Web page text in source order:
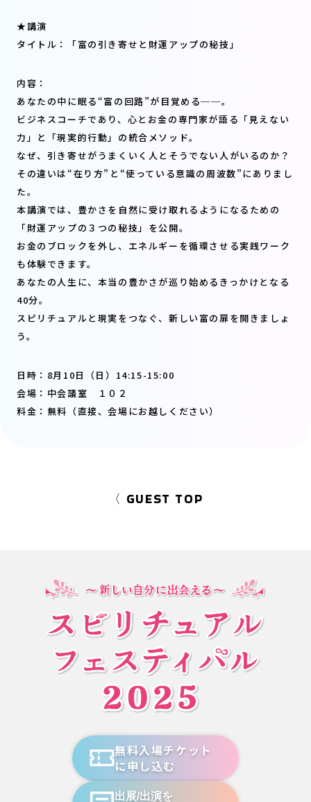
★講演
タイトル：「富の引き寄せと財運アップの秘技 」
内容：
あなたの中に眠る“富の回路”が目覚める──。
ビジネスコーチであり、心とお金の専門家が語る「見えない
力」と「現実的行動」の統合メソッド。
なぜ、引き寄せがうまくいく人とそうでない人がいるのか？
その違いは“在り方”と“使っている意識の周波数”にありまし
た。
本講演では、豊かさを自然に受け取れるようになるための
「財運アップの３つの秘技」を公開。
お金のブロックを外し、エネルギーを循環させる実践ワーク
も体験できます。
あなたの人生に、本当の豊かさが巡り始めるきっかけとなる
40分。
スピリチュアルと現実をつなぐ、新しい富の扉を開きましょ
う。
日時：8月10日（日）14:15-15:00
会場： 中会議室 １０２
料金：無料（直接、会場にお越しください）
〈 GUEST TOP
無料入場チケット
に申し込む
出展/出演を